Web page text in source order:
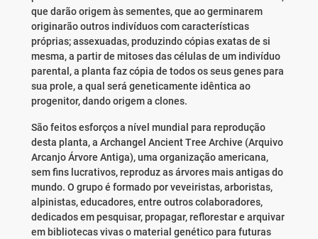
que darão origem às sementes, que ao germinarem
originarão outros indivíduos com características
próprias; assexuadas, produzindo cópias exatas de si
mesma, a partir de mitoses das células de um indivíduo
parental, a planta faz cópia de todos os seus genes para
sua prole, a qual será geneticamente idêntica ao
progenitor, dando origem a clones.
São feitos esforços a nível mundial para reprodução
desta planta, a Archangel Ancient Tree Archive (Arquivo
Arcanjo Árvore Antiga), uma organização americana,
sem fins lucrativos, reproduz as árvores mais antigas do
mundo. O grupo é formado por veveiristas, arboristas,
alpinistas, educadores, entre outros colaboradores,
dedicados em pesquisar, propagar, reflorestar e arquivar
em bibliotecas vivas o material genético para futuras